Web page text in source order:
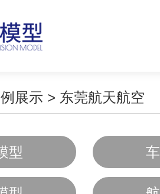
展示 > 东莞航天航空
型